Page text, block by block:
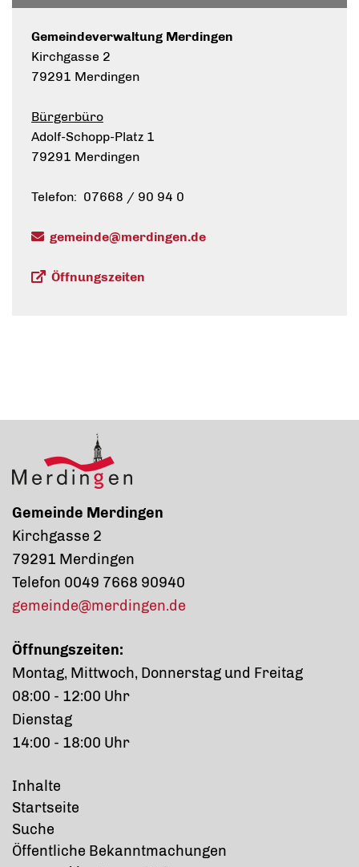
Gemeindeverwaltung Merdingen
Kirchgasse 2
79291 Merdingen
Bürgerbüro
Adolf-Schopp-Platz 1
79291 Merdingen
Telefon: 07668 / 90 94 0
gemeinde@merdingen.de
Öffnungszeiten
Gemeinde Merdingen
Kirchgasse 2
79291 Merdingen
Telefon 0049 7668 90940
gemeinde@merdingen.de
Öffnungszeiten:
Montag, Mittwoch, Donnerstag und Freitag
08:00 - 12:00 Uhr
Dienstag
14:00 - 18:00 Uhr
Inhalte
Startseite
Suche
Öffentliche Bekanntmachungen